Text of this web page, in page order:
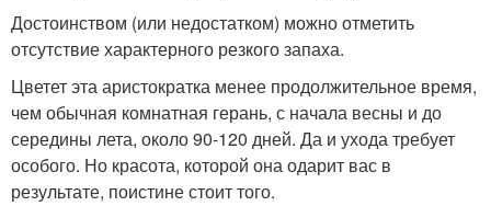
Достоинством (или недостатком) можно отметить
отсутствие характерного резкого запаха.
Цветет эта аристократка менее продолжительное время,
чем обычная комнатная герань, с начала весны и до
середины лета, около 90-120 дней. Да и ухода требует
особого. Но красота, которой она одарит вас в
результате, поистине стоит того.